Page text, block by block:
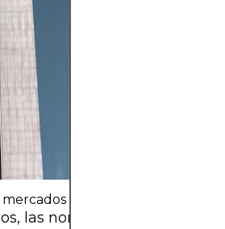
modernos
las normas contables y los